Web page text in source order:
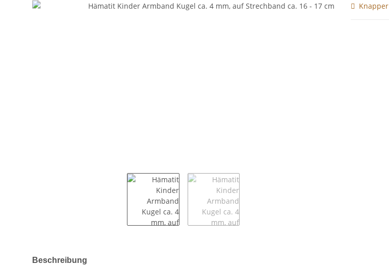
weitere Registerkarten anzeigen
Beschreibung